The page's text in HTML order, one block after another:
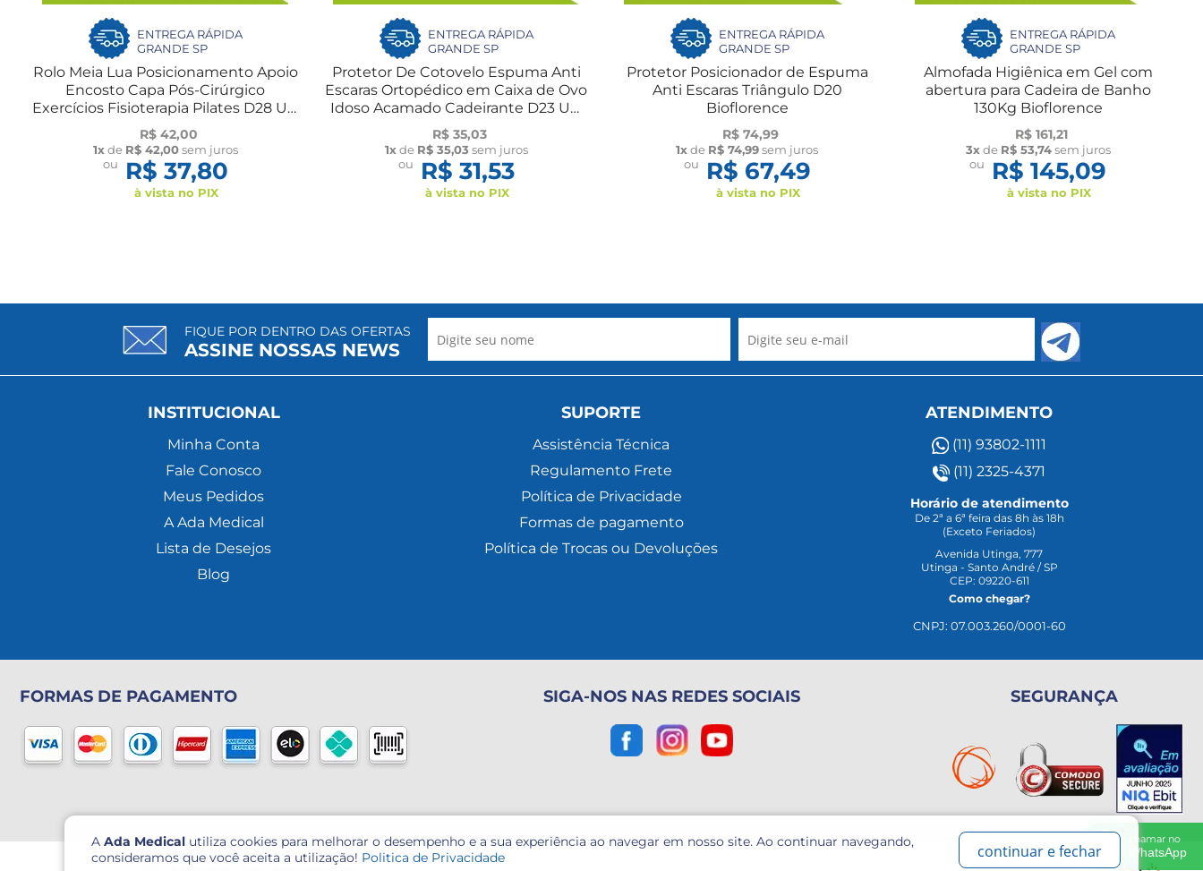
ENTREGA RÁPIDA
GRANDE SP
Rolo Meia Lua Posicionamento Apoio
Encosto Capa Pós-Cirúrgico
Exercícios Fisioterapia Pilates D28 UN
Longevitech
R$ 42,00
1xde R$ 42,00sem juros
ou
R$ 37,80
à vista no PIX
ENTREGA RÁPIDA
GRANDE SP
Protetor De Cotovelo Espuma Anti
Escaras Ortopédico em Caixa de Ovo
Idoso Acamado Cadeirante D23 UN
Longevitech
R$ 35,03
1xde R$ 35,03 sem juros
ou
R$ 31,53
à vista no PIX
ENTREGA RÁPIDA
GRANDE SP
Protetor Posicionador de Espuma
Anti Escaras Triângulo D20
Bioflorence
R$ 74,99
1xde R$ 74,99sem juros
ou
R$ 67,49
à vista no PIX
ENTREGA RÁPIDA
GRANDE SP
Almofada Higiênica em Gel com
abertura para Cadeira de Banho
130Kg Bioflorence
R$ 161,21
3xde R$ 53,74sem juros
ou
R$ 145,09
à vista no PIX
chamar no
WhatsApp
A Ada Medical utiliza cookies para melhorar o desempenho e a sua experiência ao navegar em nosso site. Ao continuar navegando,
consideramos que você aceita a utilização! Politica de Privacidade continuar e fechar
FIQUE POR DENTRO DAS OFERTAS
ASSINE NOSSAS NEWS
INSTITUCIONAL
Minha Conta
Fale Conosco
Meus Pedidos
A Ada Medical
Lista de Desejos
Blog
SUPORTE
Assistência Técnica
Regulamento Frete
Política de Privacidade
Formas de pagamento
Política de Trocas ou Devoluções
ATENDIMENTO
(11) 93802-1111
(11) 2325-4371
Horário de atendimento
De 2ª a 6ª feira das 8h às 18h
(Exceto Feriados)
Avenida Utinga, 777
Utinga - Santo André / SP
CEP: 09220-611
Como chegar?
CNPJ: 07.003.260/0001-60
FORMAS DE PAGAMENTO SIGA-NOS NAS REDES SOCIAIS SEGURANÇA